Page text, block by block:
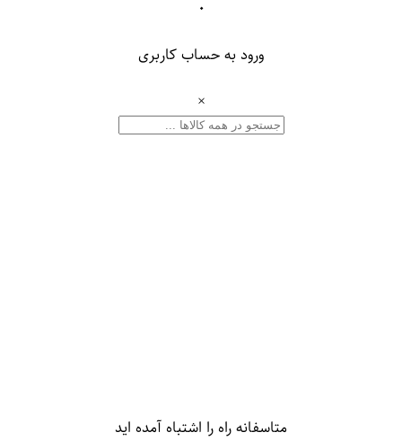
۰
ورود به حساب کاربری
×
متاسفانه راه را اشتباه آمده اید